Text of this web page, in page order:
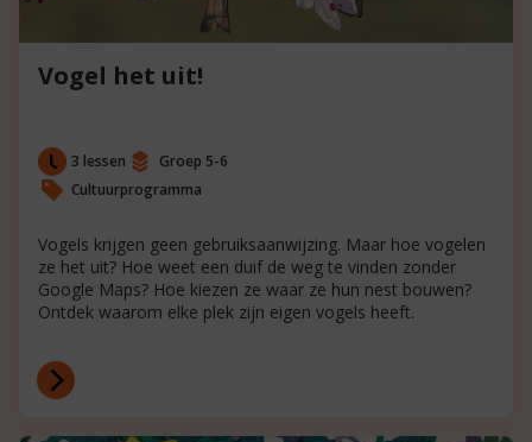
Vogel het uit!
3 lessen
Groep 5-6
Cultuurprogramma
Vogels krijgen geen gebruiksaanwijzing. Maar hoe vogelen
ze het uit? Hoe weet een duif de weg te vinden zonder
Google Maps? Hoe kiezen ze waar ze hun nest bouwen?
Ontdek waarom elke plek zijn eigen vogels heeft.